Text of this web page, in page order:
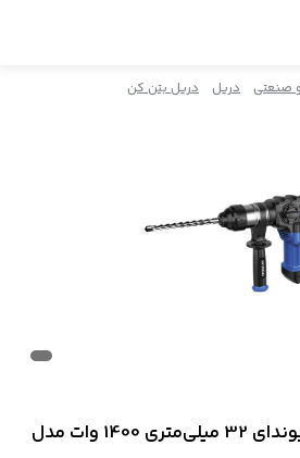
صنعتی دریل دریل بتن کن
دریل بتن کن برقی هیوندای 32 میلی‌متری 1400 وات مدل